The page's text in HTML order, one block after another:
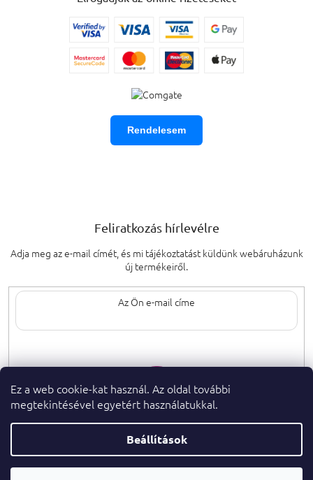
Ez a web cookie-kat használ. Az oldal további
megtekintésével egyetért használatukkal.
Beállítások
Rendelesem
Feliratkozás hírlevélre
Adja meg az e-mail címét, és mi tájékoztatást küldünk webáruházunk
új termékeiről.
Copyright 2026parfumeshop.hu. Minden jog fenntartva.